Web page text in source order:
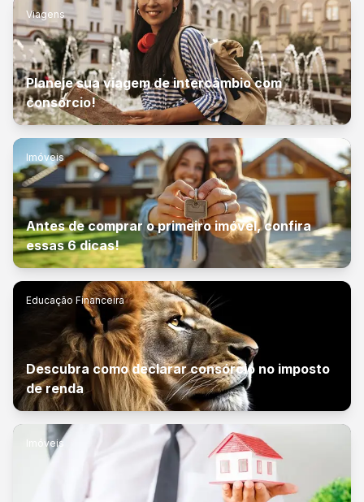
Viagens
Planeje sua viagem de intercâmbio com
consórcio!
Imóveis
Antes de comprar o primeiro imóvel, confira
essas 6 dicas!
Educação Financeira
Descubra como declarar consórcio no imposto
de renda
Imóveis